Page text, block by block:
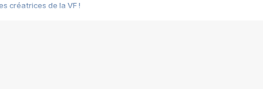
créatrices de la VF !